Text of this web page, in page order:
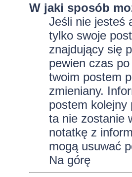
W jaki sposób
Jeśli nie jesteś
tylko swoje
znajdujący się
pewien czas
twoim postem
zmieniany.
postem kolejny
ta nie zostanie
notatkę z
mogą usuwać
Na górę